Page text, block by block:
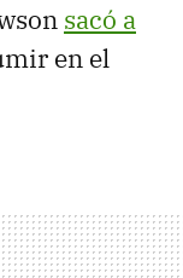
sacó a
en el